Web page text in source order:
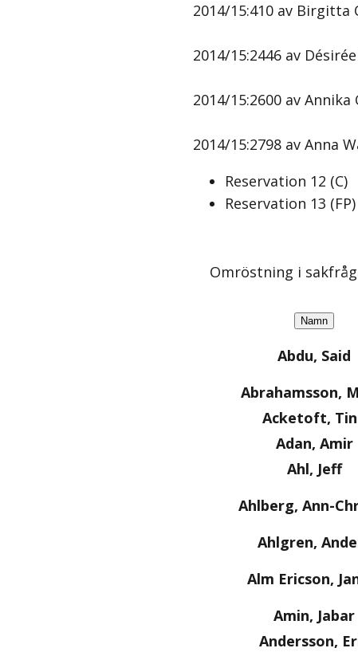
2014/15:410 av Birgitta
2014/15:2446 av
2014/15:2600 av
2014/15:2798 av Anna
Reservation 12 (C)
Reservation 13 (FP)
Omröstning i
Namn
Abdu, Said
Abrahamsson,
Acketoft,
Adan, Amir
Ahl, Jeff
Ahlberg, Ann-
Ahlgren,
Alm Ericson,
Amin, Jabar
Andersson,